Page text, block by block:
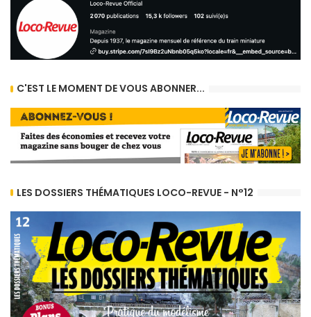
C'EST LE MOMENT DE VOUS ABONNER...
LES DOSSIERS THÉMATIQUES LOCO-REVUE - N°12